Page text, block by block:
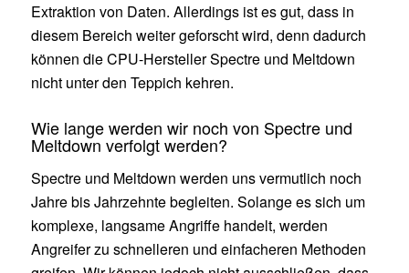
Extraktion von Daten. Allerdings ist es gut, dass in
diesem Bereich weiter geforscht wird, denn dadurch
können die CPU-Hersteller Spectre und Meltdown
nicht unter den Teppich kehren.
Wie lange werden wir noch von Spectre und
Meltdown verfolgt werden?
Spectre und Meltdown werden uns vermutlich noch
Jahre bis Jahrzehnte begleiten. Solange es sich um
komplexe, langsame Angriffe handelt, werden
Angreifer zu schnelleren und einfacheren Methoden